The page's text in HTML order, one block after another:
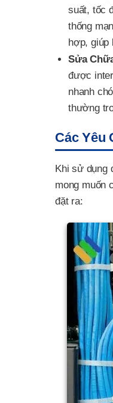
suất, tốc
thống
hợp, giúp
Sửa
được
nhanh
thường
Các Yêu
Khi sử dụng
mong muốn
đặt ra: